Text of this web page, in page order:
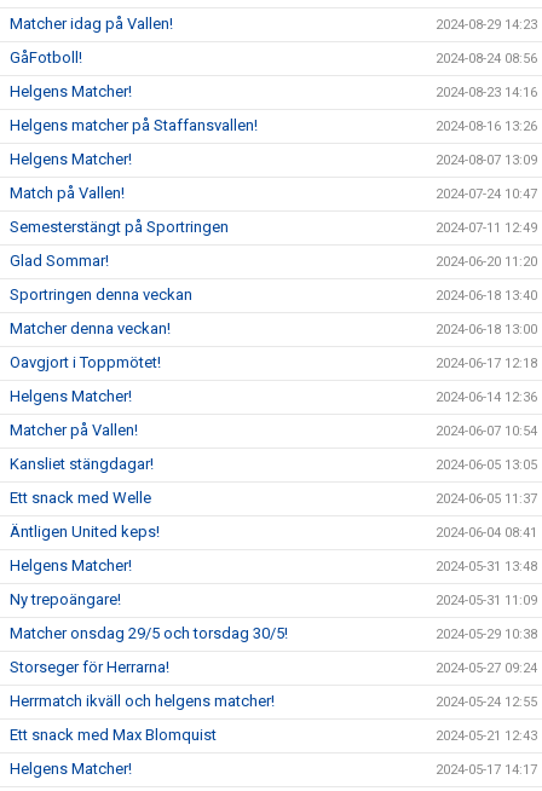
Matcher idag på Vallen! 2024-08-29 14:23
GåFotboll! 2024-08-24 08:56
Helgens Matcher! 2024-08-23 14:16
Helgens matcher på Staffansvallen! 2024-08-16 13:26
Helgens Matcher! 2024-08-07 13:09
Match på Vallen! 2024-07-24 10:47
Semesterstängt på Sportringen 2024-07-11 12:49
Glad Sommar! 2024-06-20 11:20
Sportringen denna veckan 2024-06-18 13:40
Matcher denna veckan! 2024-06-18 13:00
Oavgjort i Toppmötet! 2024-06-17 12:18
Helgens Matcher! 2024-06-14 12:36
Matcher på Vallen! 2024-06-07 10:54
Kansliet stängdagar! 2024-06-05 13:05
Ett snack med Welle 2024-06-05 11:37
Äntligen United keps! 2024-06-04 08:41
Helgens Matcher! 2024-05-31 13:48
Ny trepoängare! 2024-05-31 11:09
Matcher onsdag 29/5 och torsdag 30/5! 2024-05-29 10:38
Storseger för Herrarna! 2024-05-27 09:24
Herrmatch ikväll och helgens matcher! 2024-05-24 12:55
Ett snack med Max Blomquist 2024-05-21 12:43
Helgens Matcher! 2024-05-17 14:17